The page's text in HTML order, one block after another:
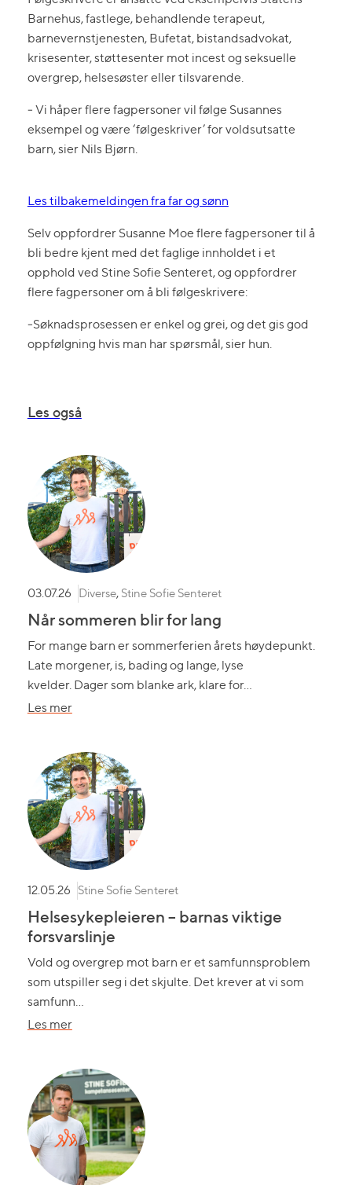
Barnehus, fastlege, behandlende terapeut,
barnevernstjenesten, Bufetat, bistandsadvokat,
krisesenter, støttesenter mot incest og seksuelle
overgrep, helsesøster eller tilsvarende.
‒ Vi håper flere fagpersoner vil følge Susannes
eksempel og være ‘følgeskriver’ for voldsutsatte
barn, sier Nils Bjørn.
Les tilbakemeldingen fra far og sønn
Selv oppfordrer Susanne Moe flere fagpersoner til å
bli bedre kjent med det faglige innholdet i et
opphold ved Stine Sofie Senteret, og oppfordrer
flere fagpersoner om å bli følgeskrivere:
‒Søknadsprosessen er enkel og grei, og det gis god
oppfølgning hvis man har spørsmål, sier hun.
Les også
03.07.26 Diverse, Stine Sofie Senteret
Når sommeren blir for lang
For mange barn er sommerferien årets høydepunkt.
Late morgener, is, bading og lange, lyse
kvelder. Dager som blanke ark, klare for…
Les merom
blir
for
lang
12.05.26 Stine Sofie Senteret
Helsesykepleieren – barnas viktige
forsvarslinje
Vold og overgrep mot barn er et samfunnsproblem
som utspiller seg i det skjulte. Det krever at vi som
samfunn…
Les merom
barnas
viktige
forsvarslinje